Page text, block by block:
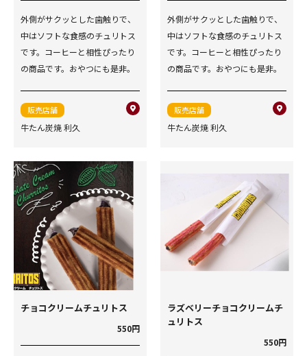
外側がサクッとした歯触りで、
中はソフトな食感のチュリトス
です。コーヒーと相性ぴったり
の商品です。おやつにも是非。
販売店舗
牛たん炭焼 利久
外側がサクッとした歯触りで、
中はソフトな食感のチュリトス
です。コーヒーと相性ぴったり
の商品です。おやつにも是非。
販売店舗
牛たん炭焼 利久
チョコクリームチュリトス
550円
ラズベリーチョコクリームチ
ュリトス
550円